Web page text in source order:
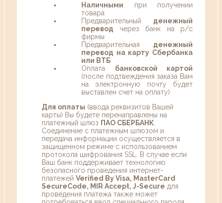
Наличными при получении
товара
Предварительный денежный
перевод через банк на р/с
фирмы
Предварительная денежный
перевод на карту Сбербанка
или ВТБ
Оплата банковской картой
(после подтвеждения заказа Вам
на электронную почту будет
выставлен счет на оплату)
Для оплаты (ввода реквизитов Вашей
карты) Вы будете перенаправлены на
платежный шлюз ПАО СБЕРБАНК
Соединение с платежным шлюзом и
передача информации осуществляется в
защищенном режиме с использованием
протокола шифрования SSL. В случае если
Ваш банк поддерживает технологию
безопасного проведения интернет-
платежей Verified By Visa, MasterCard
SecureCode, MIR Accept, J-Secure для
проведения платежа также может